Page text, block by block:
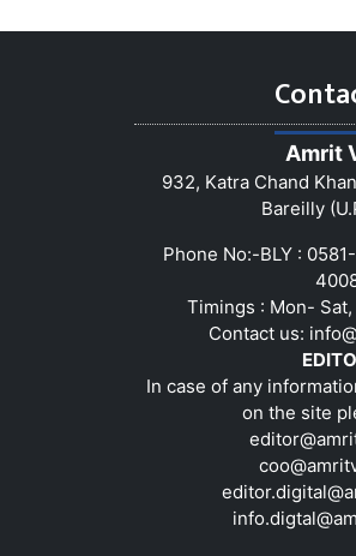
Amrit
932, Katra Chand
Bareilly
Phone No:-BLY :
Timings : Mon-
Contact us:
In case of any
on the site